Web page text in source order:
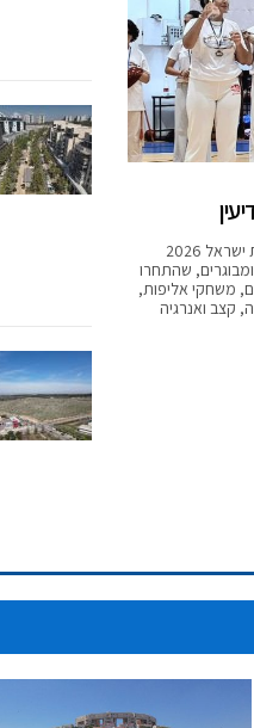
בסוף השבוע התקיימה במודיעין מכבים רעות אליפות ישראל 2026
ילדים, בני נוער ומבוגרים, שהתחרו
משחקי אליפות,
קצב ואנרגיה